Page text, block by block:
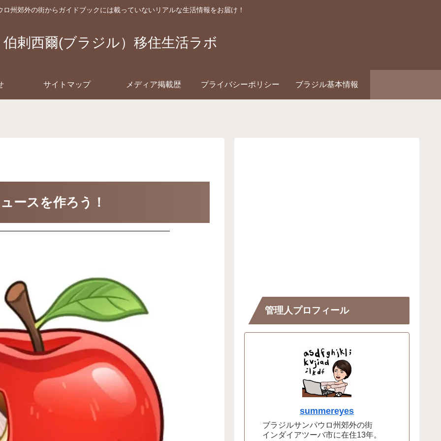
ロ州郊外の街からガイドブックには載っていないリアルな生活情報をお届け！
伯剌西爾(ブラジル）移住生活ラボ
サイトマップ メディア掲載歴 プライバシーポリシー ブラジル基本情報
ースを作ろう！
管理人プロフィール
summereyes
ブラジルサンパウロ州郊外の街
インダイアツーバ市に在住13年。